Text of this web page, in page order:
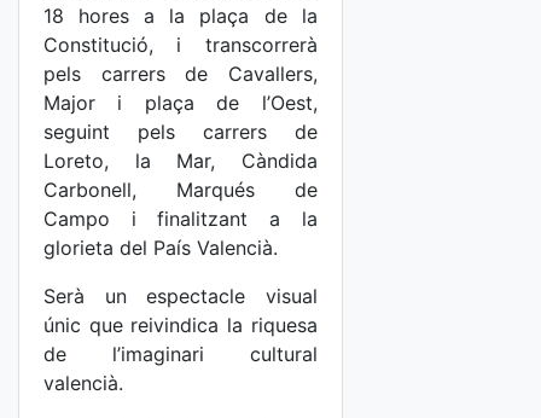
18 hores a la plaça de la
Constitució, i transcorrerà
pels carrers de Cavallers,
Major i plaça de l’Oest,
seguint pels carrers de
Loreto, la Mar, Càndida
Carbonell, Marqués de
Campo i finalitzant a la
glorieta del País Valencià.
Serà un espectacle visual
únic que reivindica la riquesa
de l’imaginari cultural
valencià.